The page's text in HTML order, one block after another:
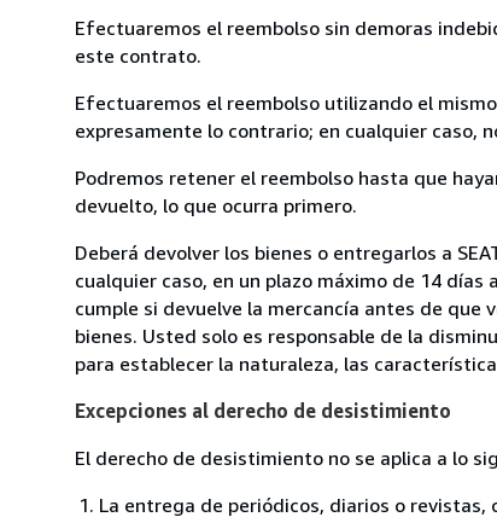
Efectuaremos el reembolso sin demoras
este contrato.
Efectuaremos el reembolso utilizando el
expresamente lo contrario; en cualquier caso,
Podremos retener el reembolso hasta que
devuelto, lo que ocurra primero.
Deberá devolver los bienes o entregarlos a
cualquier caso, en un plazo máximo de 14
cumple si devuelve la mercancía antes de que
bienes. Usted solo es responsable de la
para establecer la naturaleza, las
Excepciones al derecho de desistimiento
El derecho de desistimiento no se aplica a lo
La entrega de periódicos, diarios o